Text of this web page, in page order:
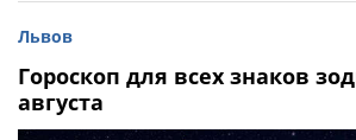
Львов
Гороскоп для всех знаков
августа